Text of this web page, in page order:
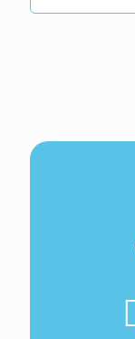
liquido